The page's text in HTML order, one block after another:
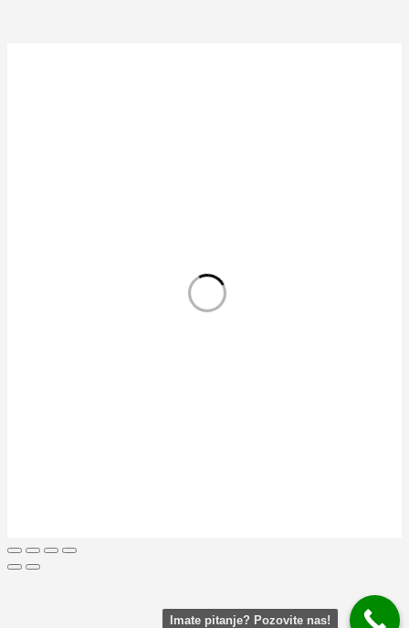
Imate pitanje? Pozovite nas!